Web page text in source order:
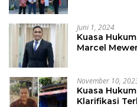
Juni 1, 2024
Kuasa
Marcel
November 10,
Kuasa
Klarifikasi